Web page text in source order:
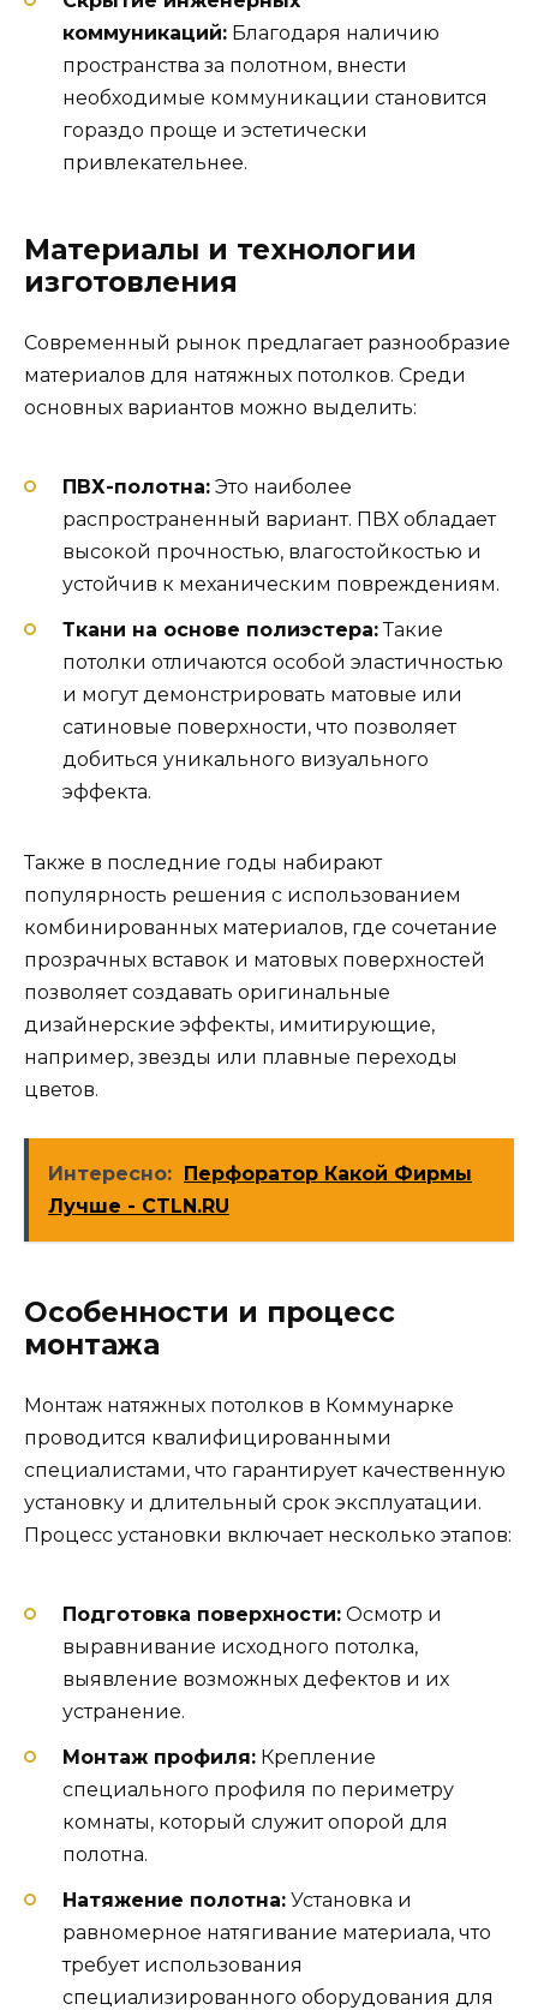
коммуникаций: Благодаря наличию
пространства за полотном, внести
необходимые коммуникации становится
гораздо проще и эстетически
привлекательнее.
Материалы и технологии
изготовления
Современный рынок предлагает разнообразие
материалов для натяжных потолков. Среди
основных вариантов можно выделить:
ПВХ-полотна: Это наиболее
распространенный вариант. ПВХ обладает
высокой прочностью, влагостойкостью и
устойчив к механическим повреждениям.
Ткани на основе полиэстера:Такие
потолки отличаются особой эластичностью
и могут демонстрировать матовые или
сатиновые поверхности, что позволяет
добиться уникального визуального
эффекта.
Также в последние годы набирают
популярность решения с использованием
комбинированных материалов, где сочетание
прозрачных вставок и матовых поверхностей
позволяет создавать оригинальные
дизайнерские эффекты, имитирующие,
например, звезды или плавные переходы
цветов.
Интересно:
Перфоратор Какой Фирмы
Лучше - CTLN.RU
Особенности и процесс
монтажа
Монтаж натяжных потолков в Коммунарке
проводится квалифицированными
специалистами, что гарантирует качественную
установку и длительный срок эксплуатации.
Процесс установки включает несколько этапов:
Подготовка поверхности: Осмотр и
выравнивание исходного потолка,
выявление возможных дефектов и их
устранение.
Монтаж профиля: Крепление
специального профиля по периметру
комнаты, который служит опорой для
полотна.
Натяжение полотна: Установка и
равномерное натягивание материала, что
требует использования
специализированного оборудования для